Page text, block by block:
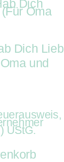
Dich Lieb
und
UStG.